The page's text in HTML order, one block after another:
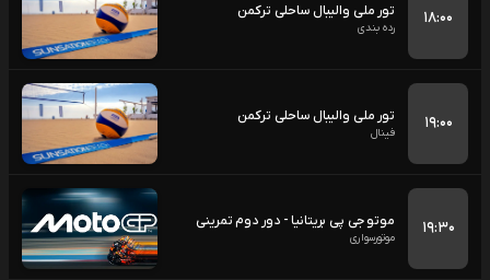
۱۸:۰۰ تور ملی والیبال ساحلی ترکمن
رده بندی
۱۹:۰۰ تور ملی والیبال ساحلی ترکمن
فینال
۱۹:۳۰ موتو جی پی بریتانیا - دور دوم تمرینی
موتورسواری